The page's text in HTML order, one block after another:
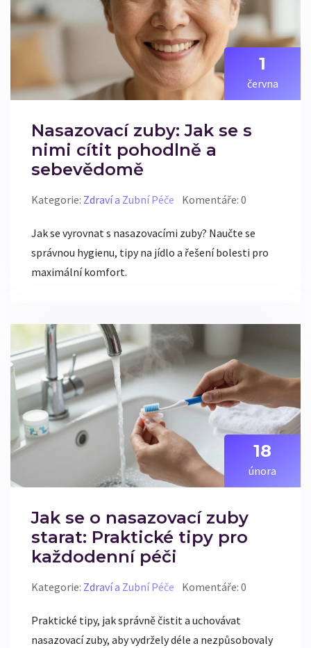
1
června
Nasazovací zuby: Jak se s
nimi cítit pohodlně a
sebevědomě
Kategorie: Zdraví a Zubní Péče Komentáře: 0
Jak se vyrovnat s nasazovacími zuby? Naučte se
správnou hygienu, tipy na jídlo a řešení bolesti pro
maximální komfort.
18
února
Jak se o nasazovací zuby
starat: Praktické tipy pro
každodenní péči
Kategorie: Zdraví a Zubní Péče Komentáře: 0
Praktické tipy, jak správně čistit a uchovávat
nasazovací zuby, aby vydržely déle a nezpůsobovaly